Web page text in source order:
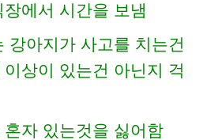
에서 시간을 보냄
강아지가 사고를 치는건
상이 있는건 아닌지 걱
자 있는것을 싫어함